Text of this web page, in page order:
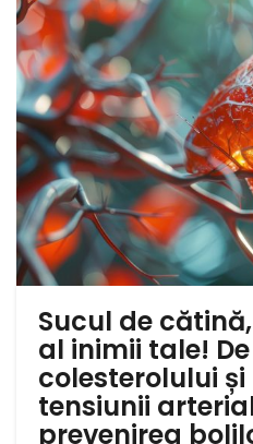
Sucul de
al inimii tale!
colesterolului
tensiunii
prevenirea